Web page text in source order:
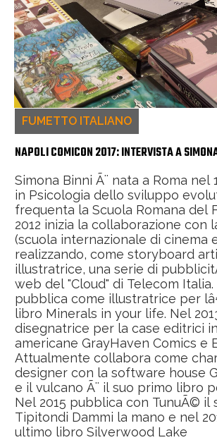
FUMETTO ITALIANO
NAPOLI COMICON 2017: INTERVISTA A
Simona Binni Ã¨ nata a Roma nel
in Psicologia dello sviluppo
frequenta la Scuola Romana del
2012 inizia la collaborazione con
(scuola internazionale di cinema
realizzando, come storyboard
illustratrice, una serie di
web del "Cloud" di Telecom Italia.
pubblica come illustratrice per
libro Minerals in your life. Nel
disegnatrice per la case editrici
americane GrayHaven Comics e
Attualmente collabora come
designer con la software house
e il vulcano Ã¨ il suo primo libro
Nel 2015 pubblica con TunuÃ© il
Tipitondi Dammi la mano e nel
ultimo libro Silverwood Lake